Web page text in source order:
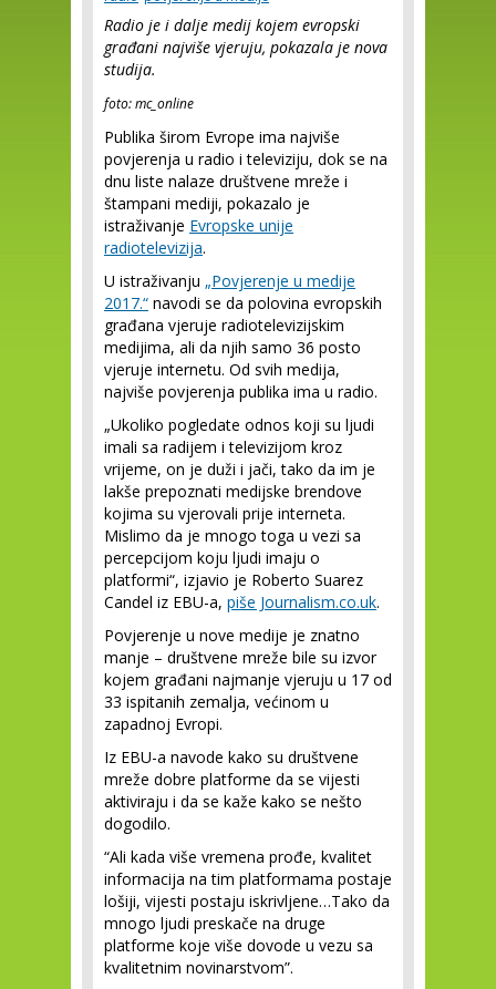
Radio je i dalje medij kojem evropski
građani najviše vjeruju, pokazala je nova
studija.
foto: mc_online
Publika širom Evrope ima najviše
povjerenja u radio i televiziju, dok se na
dnu liste nalaze društvene mreže i
štampani mediji, pokazalo je
istraživanje Evropske unije
radiotelevizija.
U istraživanju „Povjerenje u medije
2017.“ navodi se da polovina evropskih
građana vjeruje radiotelevizijskim
medijima, ali da njih samo 36 posto
vjeruje internetu. Od svih medija,
najviše povjerenja publika ima u radio.
„Ukoliko pogledate odnos koji su ljudi
imali sa radijem i televizijom kroz
vrijeme, on je duži i jači, tako da im je
lakše prepoznati medijske brendove
kojima su vjerovali prije interneta.
Mislimo da je mnogo toga u vezi sa
percepcijom koju ljudi imaju o
platformi“, izjavio je Roberto Suarez
Candel iz EBU-a, piše Journalism.co.uk.
Povjerenje u nove medije je znatno
manje – društvene mreže bile su izvor
kojem građani najmanje vjeruju u 17 od
33 ispitanih zemalja, većinom u
zapadnoj Evropi.
Iz EBU-a navode kako su društvene
mreže dobre platforme da se vijesti
aktiviraju i da se kaže kako se nešto
dogodilo.
“Ali kada više vremena prođe, kvalitet
informacija na tim platformama postaje
lošiji, vijesti postaju iskrivljene…Tako da
mnogo ljudi preskače na druge
platforme koje više dovode u vezu sa
kvalitetnim novinarstvom”.